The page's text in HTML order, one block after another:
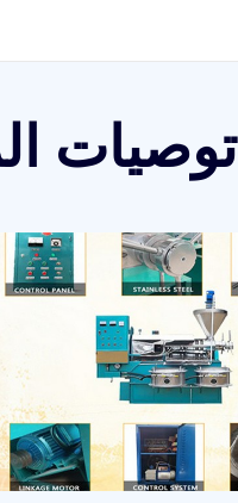
توصيات